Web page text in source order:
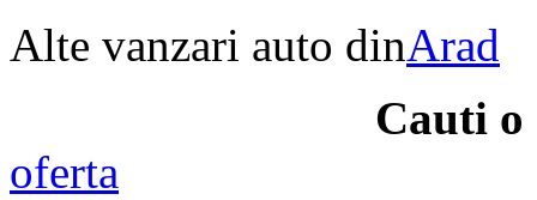
Alte vanzari auto dinArad
Cauti o
oferta